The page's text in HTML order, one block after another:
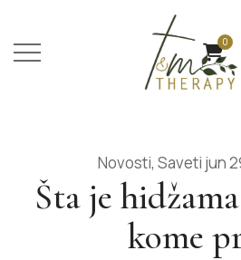
0
Novosti, Saveti jun
Šta je
kome